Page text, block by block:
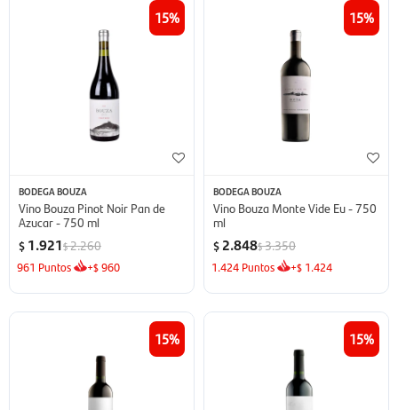
15
BODEGA BOUZA
Vino Bouza Pinot Noir Pan de
Azucar - 750 ml
$ 1.921$2.260
961 Puntos +$960
15
BODEGA BOUZA
Vino Bouza Monte Vide Eu - 750
ml
$ 2.848$3.350
1.424 Puntos +$ 1.424
15 15